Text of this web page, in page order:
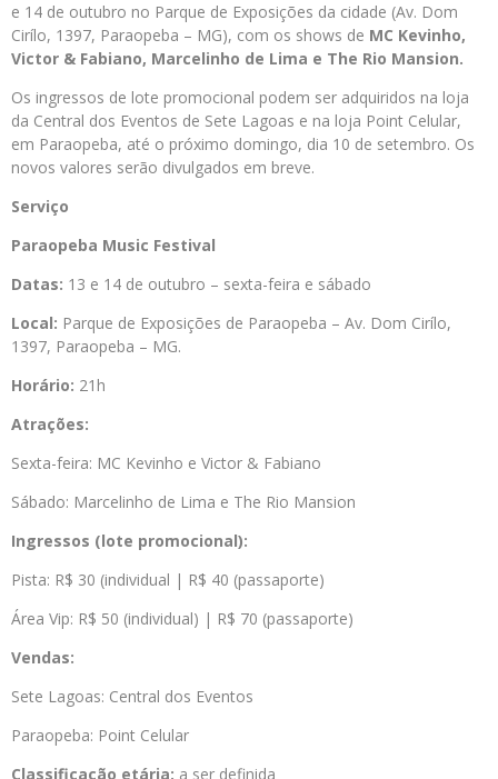
e 14 de outubro no Parque de Exposições da cidade (Av. Dom
Cirílo, 1397, Paraopeba – MG), com os shows de MC Kevinho,
Victor & Fabiano, Marcelinho de Lima e The Rio Mansion.
Os ingressos de lote promocional podem ser adquiridos na loja
da Central dos Eventos de Sete Lagoas e na loja Point Celular,
em Paraopeba, até o próximo domingo, dia 10 de setembro. Os
novos valores serão divulgados em breve.
Serviço
Paraopeba Music Festival
Datas: 13 e 14 de outubro – sexta-feira e sábado
Local: Parque de Exposições de Paraopeba – Av. Dom Cirílo,
1397, Paraopeba – MG.
Horário: 21h
Atrações:
Sexta-feira: MC Kevinho e Victor & Fabiano
Sábado: Marcelinho de Lima e The Rio Mansion
Ingressos (lote promocional):
Pista: R$ 30 (individual | R$ 40 (passaporte)
Área Vip: R$ 50 (individual) | R$ 70 (passaporte)
Vendas:
Sete Lagoas: Central dos Eventos
Paraopeba: Point Celular
Classificação etária: a ser definida